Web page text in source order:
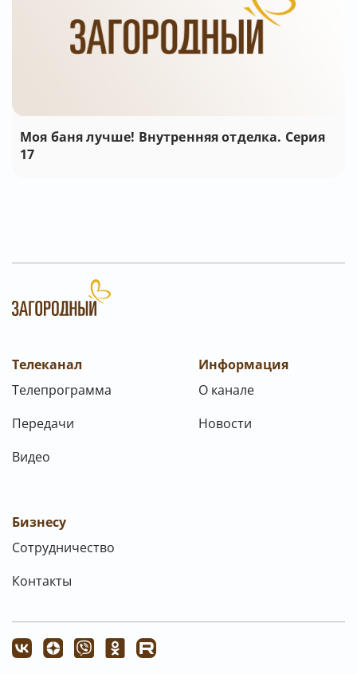
Моя баня лучше! Внутренняя отделка. Серия
17
Телеканал
Телепрограмма
Передачи
Видео
Информация
О канале
Новости
Бизнесу
Сотрудничество
Контакты